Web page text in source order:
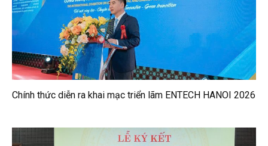
Chính thức diễn ra khai mạc triển lãm ENTECH HANOI 2026